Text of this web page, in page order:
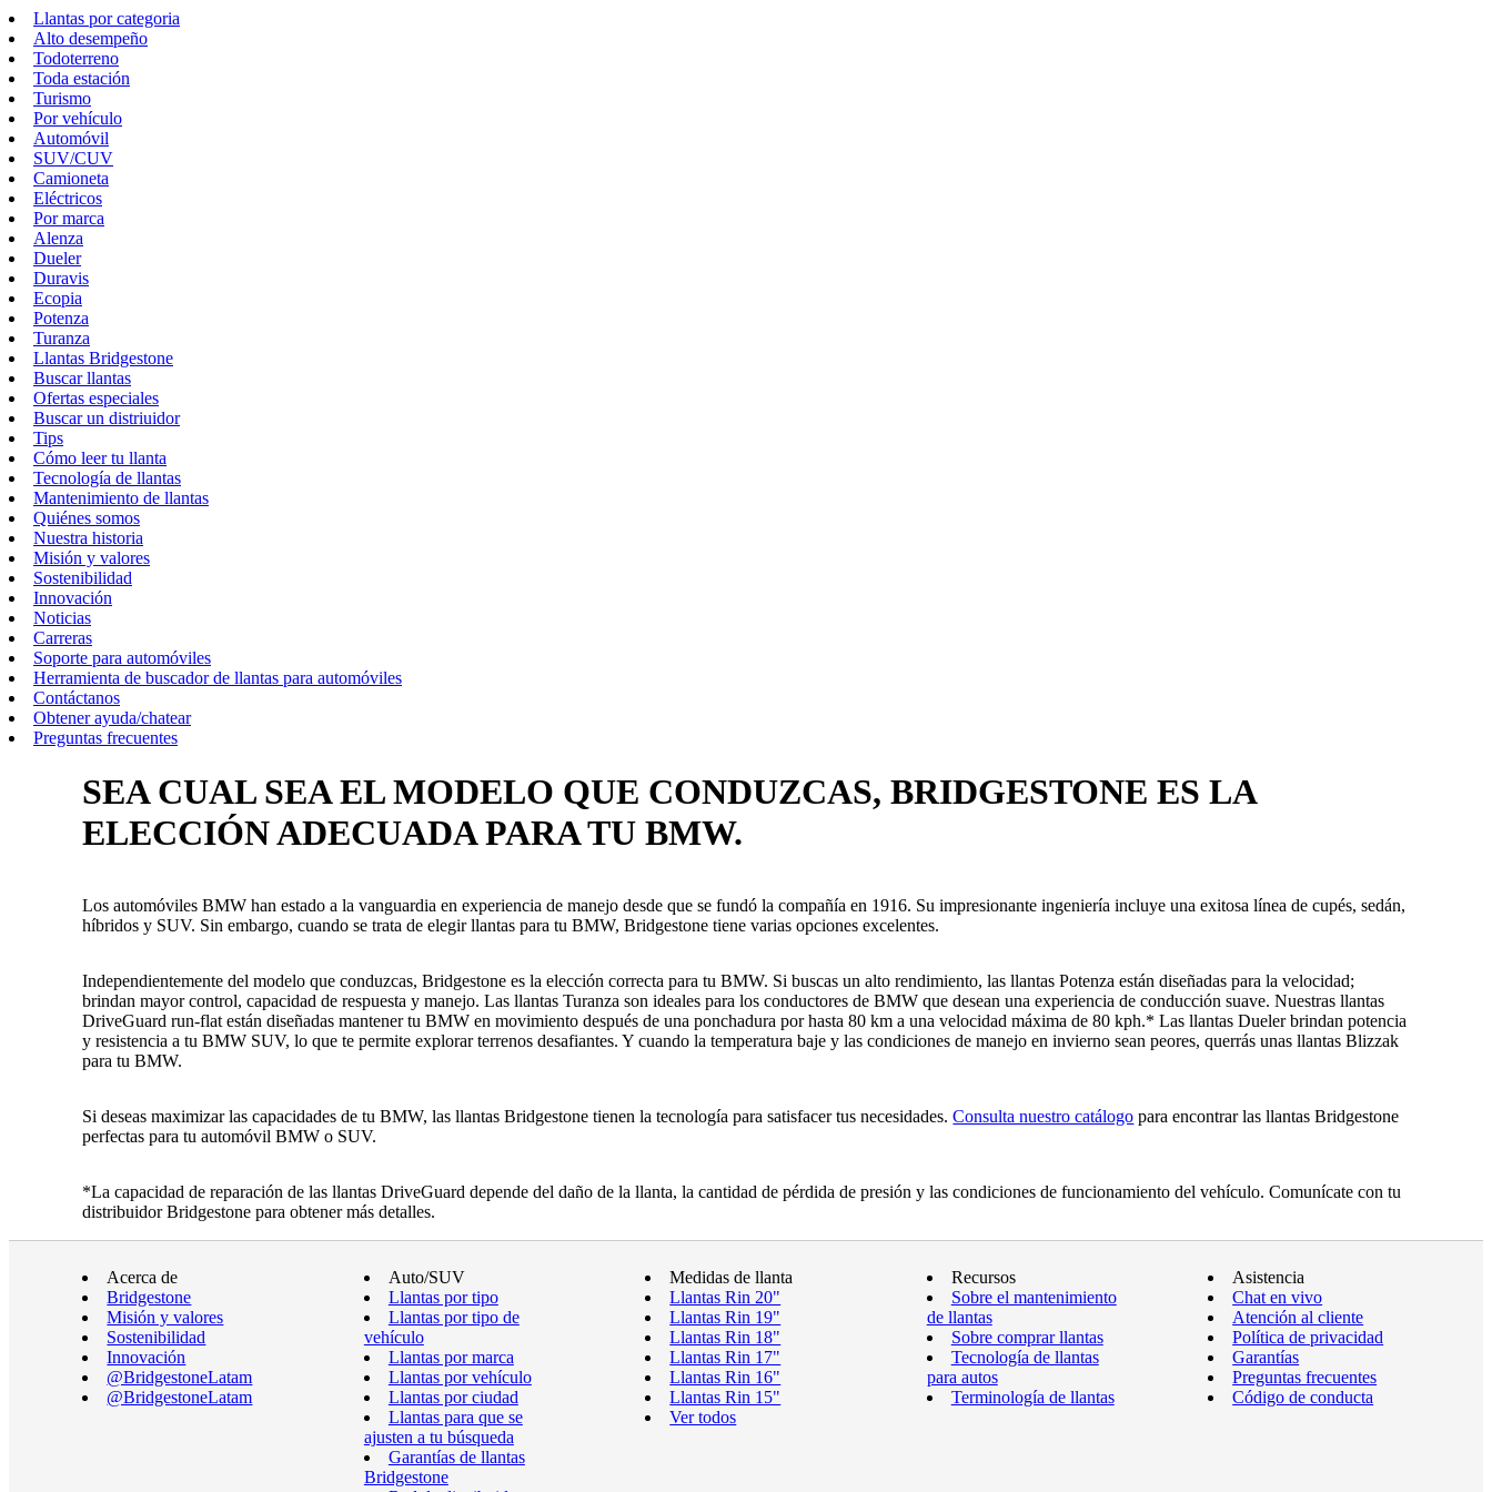
Llantas por categoria
Alto desempeño
Todoterreno
Toda estación
Turismo
Por vehículo
Automóvil
SUV/CUV
Camioneta
Eléctricos
Por marca
Alenza
Dueler
Duravis
Ecopia
Potenza
Turanza
Llantas Bridgestone
Buscar llantas
Ofertas especiales
Buscar un distriuidor
Tips
Cómo leer tu llanta
Tecnología de llantas
Mantenimiento de llantas
Quiénes somos
Nuestra historia
Misión y valores
Sostenibilidad
Innovación
Noticias
Carreras
Soporte para automóviles
Herramienta de buscador de llantas para automóviles
Contáctanos
Obtener ayuda/chatear
Preguntas frecuentes
SEA CUAL SEA EL MODELO QUE CONDUZCAS, BRIDGESTONE ES LA
ELECCIÓN ADECUADA PARA TU BMW.
Los automóviles BMW han estado a la vanguardia en experiencia de manejo desde que se fundó la compañía en 1916. Su impresionante ingeniería incluye una exitosa línea de cupés, sedán,
híbridos y SUV. Sin embargo, cuando se trata de elegir llantas para tu BMW, Bridgestone tiene varias opciones excelentes.
Independientemente del modelo que conduzcas, Bridgestone es la elección correcta para tu BMW. Si buscas un alto rendimiento, las llantas Potenza están diseñadas para la velocidad;
brindan mayor control, capacidad de respuesta y manejo. Las llantas Turanza son ideales para los conductores de BMW que desean una experiencia de conducción suave. Nuestras llantas
DriveGuard run-flat están diseñadas mantener tu BMW en movimiento después de una ponchadura por hasta 80 km a una velocidad máxima de 80 kph.* Las llantas Dueler brindan potencia
y resistencia a tu BMW SUV, lo que te permite explorar terrenos desafiantes. Y cuando la temperatura baje y las condiciones de manejo en invierno sean peores, querrás unas llantas Blizzak
para tu BMW.
Si deseas maximizar las capacidades de tu BMW, las llantas Bridgestone tienen la tecnología para satisfacer tus necesidades.Consulta nuestro catálogo para encontrar las llantas Bridgestone
perfectas para tu automóvil BMW o SUV.
*La capacidad de reparación de las llantas DriveGuard depende del daño de la llanta, la cantidad de pérdida de presión y las condiciones de funcionamiento del vehículo. Comunícate con tu
distribuidor Bridgestone para obtener más detalles.
Acerca de
Bridgestone
Misión y valores
Sostenibilidad
Innovación
@BridgestoneLatam
@BridgestoneLatam
Auto/SUV
Llantas por tipo
Llantas por tipo de
vehículo
Llantas por marca
Llantas por vehículo
Llantas por ciudad
Llantas para que se
ajusten a tu búsqueda
Garantías de llantas
Bridgestone
Medidas de llanta
Llantas Rin 20"
Llantas Rin 19"
Llantas Rin 18"
Llantas Rin 17"
Llantas Rin 16"
Llantas Rin 15"
Ver todos
Recursos
Sobre el mantenimiento
de llantas
Sobre comprar llantas
Tecnología de llantas
para autos
Terminología de llantas
Asistencia
Chat en vivo
Atención al cliente
Política de privacidad
Garantías
Preguntas frecuentes
Código de conducta